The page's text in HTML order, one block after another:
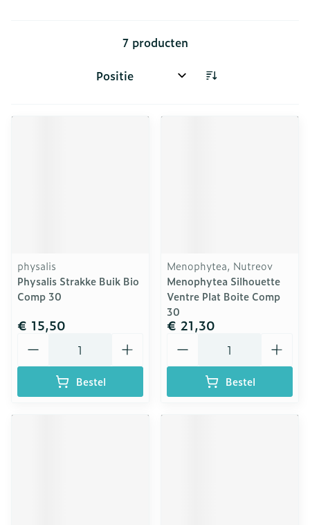
7producten
Sorteer op:
physalis
Physalis Strakke Buik Bio
Comp 30
€ 15,50
Bestel
Menophytea, Nutreov
Menophytea Silhouette
Ventre Plat Boite Comp
30
€ 21,30
Bestel